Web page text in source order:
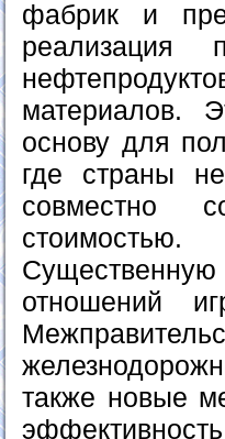
фабрик и
реализация
материалов.
основу для
где страны
совместно
стоимостью.
отношений
также новые